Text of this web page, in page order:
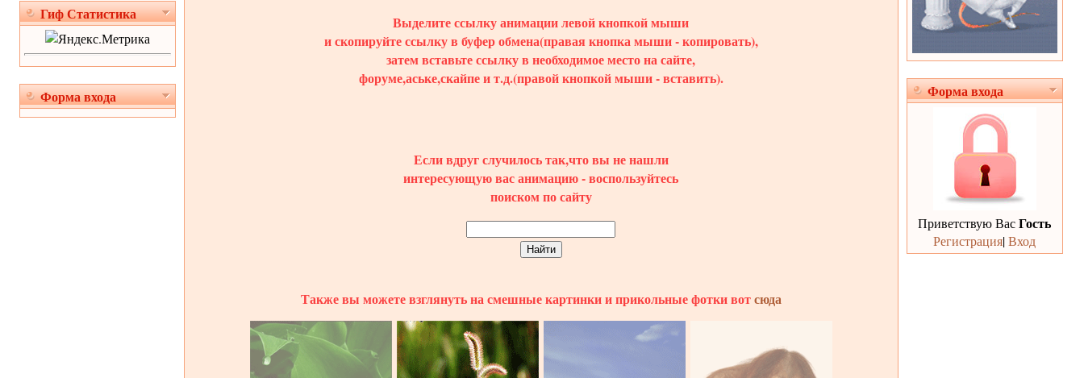
Гиф Статистика
Форма входа
Выделите ссылкуанимациилевой кнопкой мыши
и скопируйте ссылку в буфер обмена(правая кнопка мыши - копировать),
затем вставьте ссылку в необходимое место на сайте,
форуме,аське,скайпе и т.д.(правой кнопкой мыши - вставить).
Если вдруг случилось так,что вы не нашли
интересующую вас анимацию - воспользуйтесь
поиском по сайту
Также вы можете взглянуть на смешные картинки и прикольные фотки вотсюда
Форма входа
Приветствую ВасГость
Регистрация|Вход